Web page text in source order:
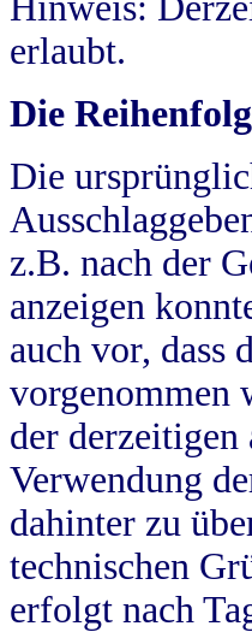
erlaubt.
Die
Die
z.B. nach der
anzeigen
auch vor, dass
vorgenommen
der
Verwendung
dahinter zu
technischen
erfolgt nach